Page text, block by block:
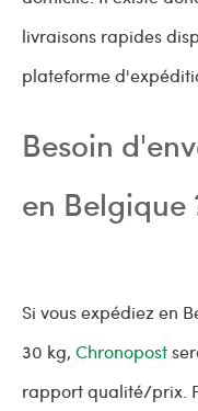
livraisons rapides
plateforme
Besoin
en Belgique
Si vous expédiez en
30 kg, Chronopost
rapport qualité/prix.